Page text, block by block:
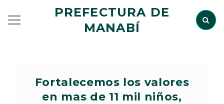
PREFECTURA DE
MANABÍ
Fortalecemos los valores
en mas de 11 mil niños,